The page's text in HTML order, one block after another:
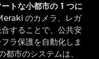
トな小都市の 1 つに
のカメラ、レガ
することで、公共安
ラ保護を自動化しま
都市のシステムは、